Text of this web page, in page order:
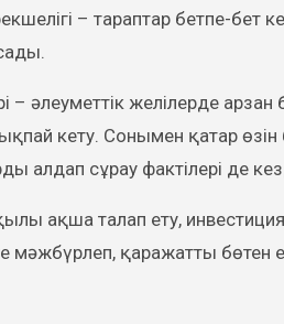
– тараптар бетпе-бет
– әлеуметтік желілерде арзан
кету. Сонымен қатар өзін
алдап сұрау фактілері де
ақша талап ету,
мәжбүрлеп, қаражатты бөтен